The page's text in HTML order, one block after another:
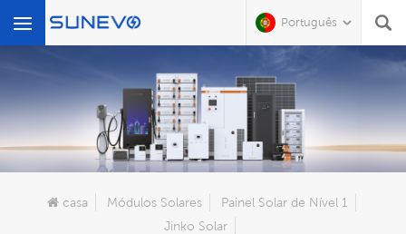
Português
O Que Você Está Procurando?
casa Módulos Solares
Painel Solar de Nível 1
Jinko Solar